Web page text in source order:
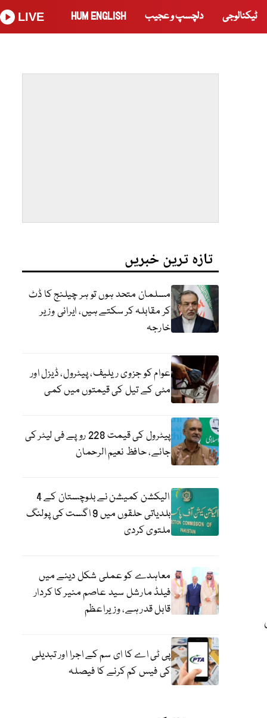
ٹیکنالوجی دلچسپ و عجیب HUM ENGLISH
LIVE
تازہ ترین خبریں
مسلمان متحد ہوں تو ہر چیلنج کا ڈٹ
کر مقابلہ کر سکتے ہیں، ایرانی وزیر
خارجہ
عوام کو جزوی ریلیف، پیٹرول، ڈیزل اور
مٹی کے تیل کی قیمتوں میں کمی
پیٹرول کی قیمت 228 روپے فی لیٹر کی
جائے، حافظ نعیم الرحمان
الیکشن کمیشن نے بلوچستان کے 4
بلدیاتی حلقوں میں 9 اگست کی پولنگ
ملتوی کردی
معاہدے کو عملی شکل دینے میں
فیلڈ مارشل سید عاصم منیر کا کردار
قابل قدر ہے، وزیراعظم
پی ٹی اے کا ای سم کے اجرا اور تبدیلی
کی فیس کم کرنے کا فیصلہ